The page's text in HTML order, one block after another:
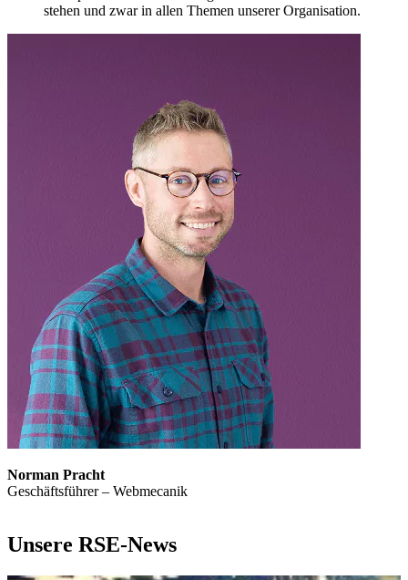
stehen und zwar in allen Themen unserer Organisation.
Norman Pracht
Geschäftsführer – Webmecanik
Unsere RSE-News